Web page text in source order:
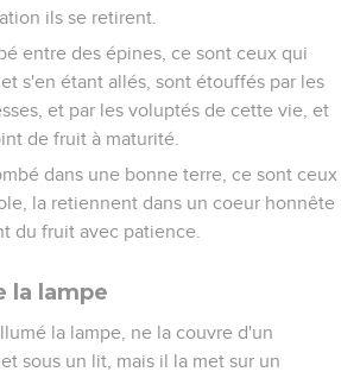
ils se retirent.
entre des épines, ce sont ceux qui
s'en étant allés, sont étouffés par les
et par les voluptés de cette vie, et
de fruit à maturité.
dans une bonne terre, ce sont ceux
la retiennent dans un coeur honnête
du fruit avec patience.
la lampe
la lampe, ne la couvre d'un
sous un lit, mais il la met sur un